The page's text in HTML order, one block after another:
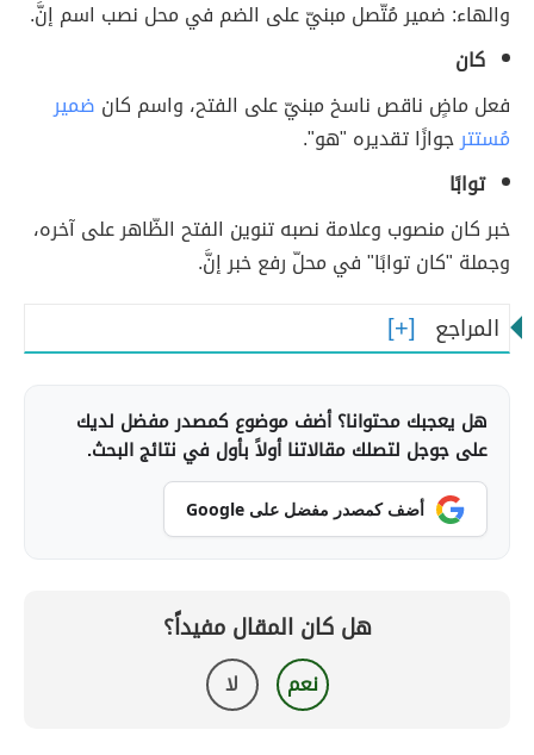
والهاء: ضمير مُتّصل مبنيّ على الضم في محل نصب اسم إنَّ.
كان
فعل ماضٍ ناقص ناسخ مبنيّ على الفتح، واسم كان ضمير
مُستترجوازًا تقديره "هو".
توابًا
خبر كان منصوب وعلامة نصبه تنوين الفتح الظّاهر على آخره،
وجملة "كان توابًا" في محلّ رفع خبر إنَّ.
المراجع
هل يعجبك محتوانا؟ أضف موضوع كمصدر مفضل لديك
على جوجل لتصلك مقالاتنا أولاً بأول في نتائج البحث.
أضف كمصدر مفضل على Google
هل كان المقال مفيداً؟
نعم لا